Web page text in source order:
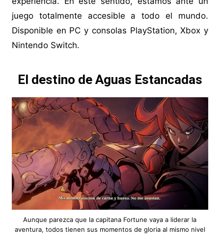
juego totalmente accesible a todo el mundo.
Disponible en PC y consolas PlayStation, Xbox y
Nintendo Switch.
El destino de Aguas Estancadas
Aunque parezca que la capitana Fortune vaya a liderar la
aventura, todos tienen sus momentos de gloria al mismo nivel